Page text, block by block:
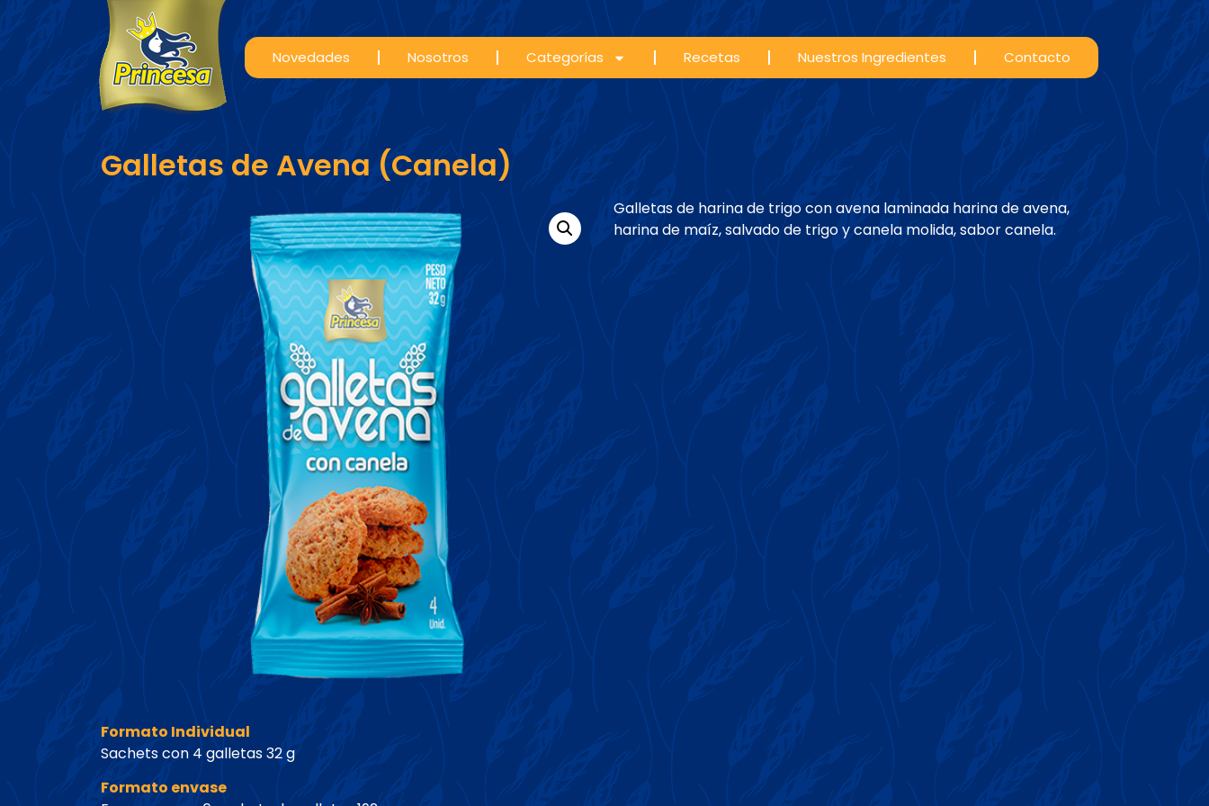
Novedades Nosotros Categorías Recetas Nuestros Ingredientes Contacto
Galletas de Avena (Canela)
Formato Individual
Sachets con 4 galletas 32 g
Formato envase
Galletas de harina de trigo con avena laminada harina de avena,
harina de maíz, salvado de trigo y canela molida, sabor canela.